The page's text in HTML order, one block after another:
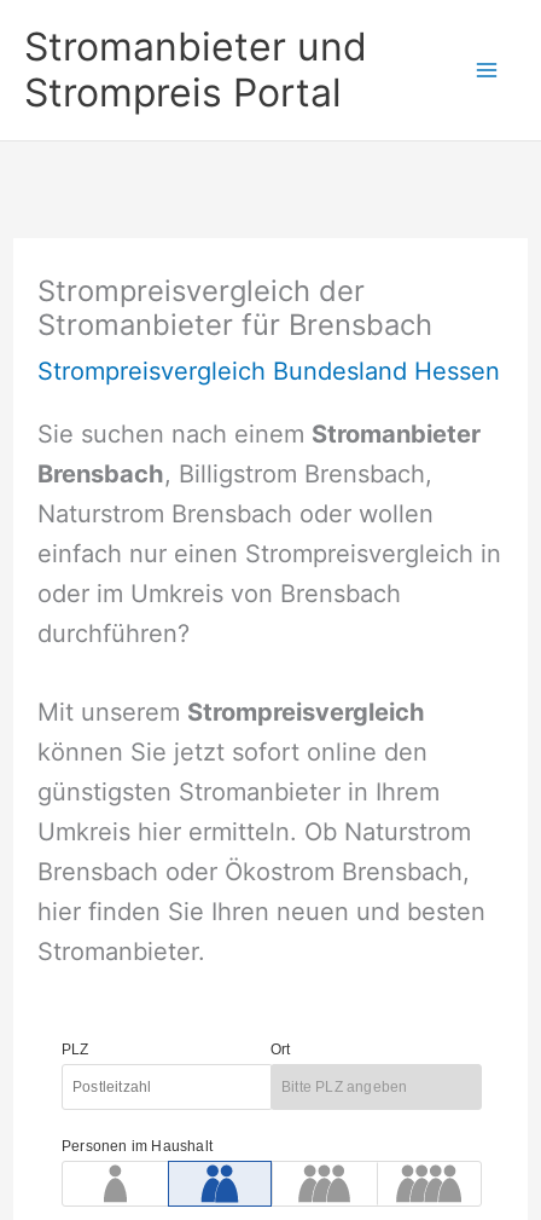
Inhalt
springen
Stromanbieter und
Strompreis Portal
Strompreisvergleich der
Stromanbieter für Brensbach
Strompreisvergleich Bundesland Hessen
Sie suchen nach einem Stromanbieter
Brensbach, Billigstrom Brensbach,
Naturstrom Brensbach oder wollen
einfach nur einen Strompreisvergleich in
oder im Umkreis von Brensbach
durchführen?
Mit unserem Strompreisvergleich
können Sie jetzt sofort online den
günstigsten Stromanbieter in Ihrem
Umkreis hier ermitteln. Ob Naturstrom
Brensbach oder Ökostrom Brensbach,
hier finden Sie Ihren neuen und besten
Stromanbieter.